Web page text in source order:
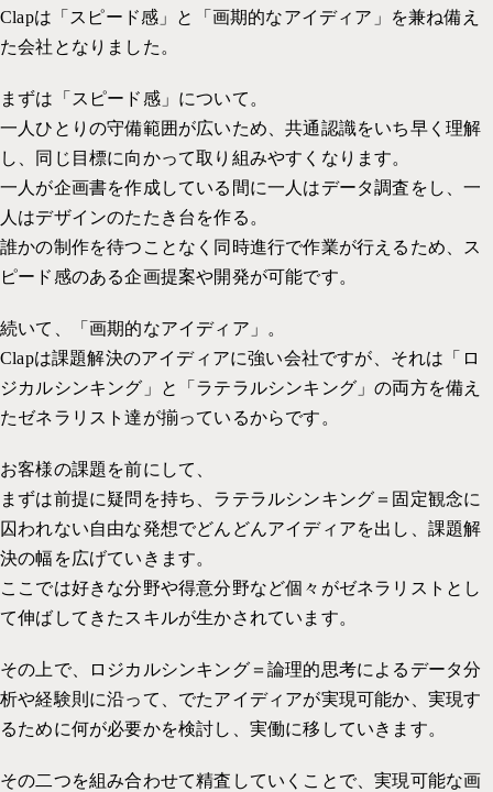
Clapは「スピード感」と「画期的なアイディア」を兼ね備え
た会社となりました。
まずは「スピード感」について。
一人ひとりの守備範囲が広いため、共通認識をいち早く理解
し、同じ目標に向かって取り組みやすくなります。
一人が企画書を作成している間に一人はデータ調査をし、一
人はデザインのたたき台を作る。
誰かの制作を待つことなく同時進行で作業が行えるため、ス
ピード感のある企画提案や開発が可能です。
続いて、「画期的なアイディア」。
Clapは課題解決のアイディアに強い会社ですが、それは「ロ
ジカルシンキング」と「ラテラルシンキング」の両方を備え
たゼネラリスト達が揃っているからです。
お客様の課題を前にして、
まずは前提に疑問を持ち、ラテラルシンキング＝固定観念に
囚われない自由な発想でどんどんアイディアを出し、課題解
決の幅を広げていきます。
ここでは好きな分野や得意分野など個々がゼネラリストとし
て伸ばしてきたスキルが生かされています。
その上で、ロジカルシンキング＝論理的思考によるデータ分
析や経験則に沿って、でたアイディアが実現可能か、実現す
るために何が必要かを検討し、実働に移していきます。
その二つを組み合わせて精査していくことで、実現可能な画